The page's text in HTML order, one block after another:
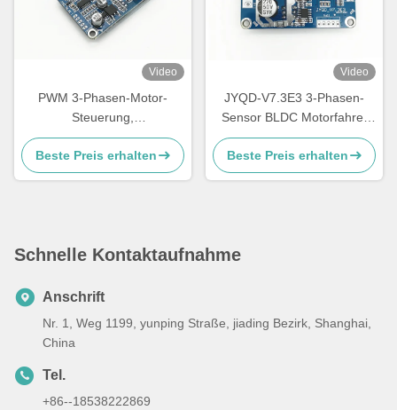
Video
PWM 3-Phasen-Motor-
Steuerung,
Drehzahlsteuerung für DC-
Bürstenlos-Motor
Beste Preis erhalten
Video
JYQD-V7.3E3 3-Phasen-
Sensor BLDC Motorfahrer
Motorsteuerung mit 15A
Strom-PWM-Regler 36V
Beste Preis erhalten
Schnelle Kontaktaufnahme
Anschrift
Nr. 1, Weg 1199, yunping Straße, jiading Bezirk, Shanghai,
China
Tel.
+86--18538222869